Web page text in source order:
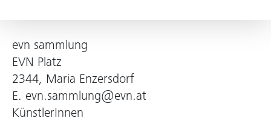
evn sammlung
EVN Platz
2344, Maria Enzersdorf
E. evn.sammlung@evn.at
KünstlerInnen